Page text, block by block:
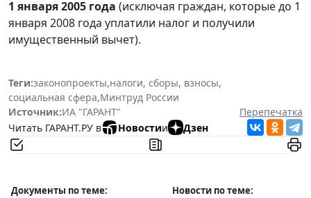
1 января 2005 года (исключая граждан, которые до 1
января 2008 года уплатили налог и получили
имущественный вычет).
Теги:законопроекты,налоги, сборы, взносы,
социальная сфера,Минтруд России
Источник:ИА "ГАРАНТ"
Перепечатка
Читать ГАРАНТ.РУ в
Новостии Дзен
Документы по теме: Новости по теме: